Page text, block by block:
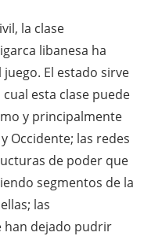
la clase
libanesa ha
El estado sirve
esta clase puede
y principalmente
Occidente; las redes
de poder que
segmentos de la
las
han dejado pudrir